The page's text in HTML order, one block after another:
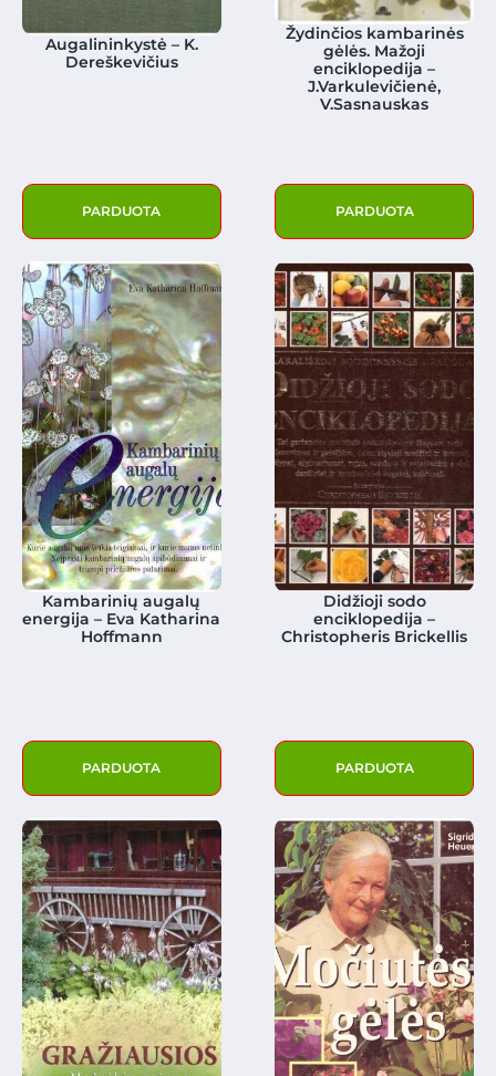
Augalininkystė – K.
Dereškevičius
PARDUOTA
Žydinčios kambarinės
gėlės. Mažoji
enciklopedija –
J.Varkulevičienė,
V.Sasnauskas
PARDUOTA
Kambarinių augalų
energija – Eva Katharina
Hoffmann
PARDUOTA
Didžioji sodo
enciklopedija –
Christopheris Brickellis
PARDUOTA